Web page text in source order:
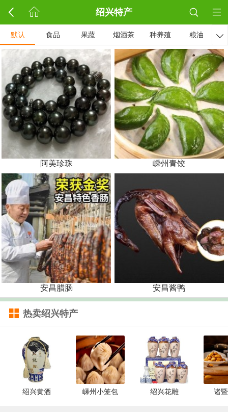
绍兴特产
默认 食品 果蔬 烟酒茶 种养殖 粮油 
阿美珍珠 嵊州青饺
安昌腊肠 安昌酱鸭
热卖绍兴特产
绍兴黄酒 嵊州小笼包 绍兴花雕 诸